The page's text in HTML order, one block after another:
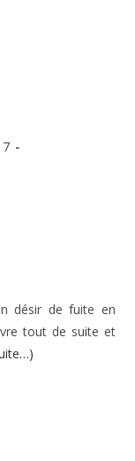
désir de fuite en
tout de suite et